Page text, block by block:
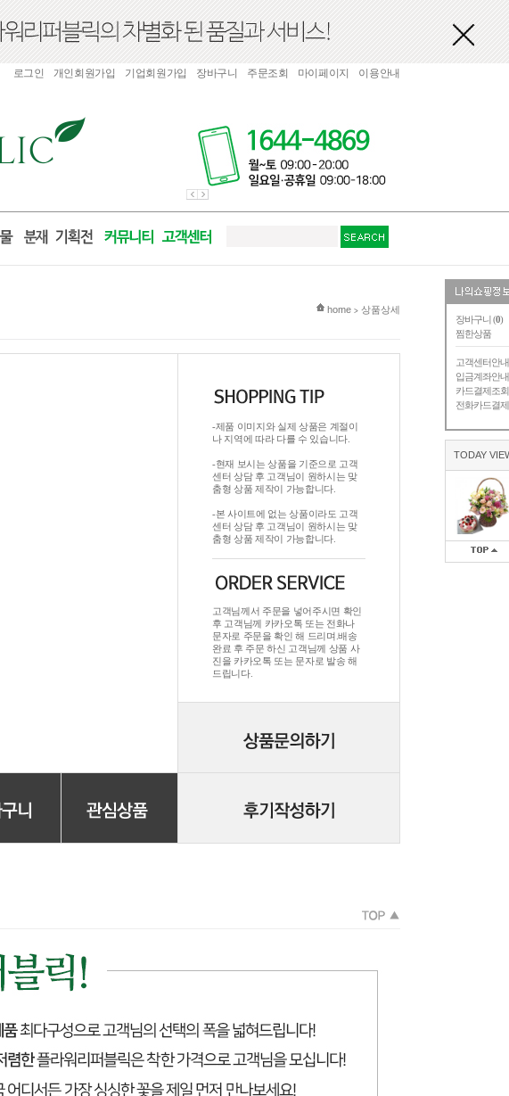
장바구니 (0)
찜한상품
고객센터안내
입금계좌안내
카드결제조회
전화카드결제
TODAY
로그인 개인회원가입 기업회원가입 장바구니 주문조회 마이페이지 이용안내
현재 위치
home > 상품상세
-제품 이미지와 실제 상품은 계절이
나 지역에 따라 다를 수 있습니다.
-현재 보시는 상품을 기준으로 고객
센터 상담 후 고객님이 원하시는 맞
춤형 상품 제작이 가능합니다.
-본 사이트에 없는 상품이라도 고객
센터 상담 후 고객님이 원하시는 맞
춤형 상품 제작이 가능합니다.
고객님께서 주문을 넣어주시면 확인
후 고객님께 카카오톡 또는 전화나
문자로 주문을 확인 해 드리며.배송
완료 후 주문 하신 고객님께 상품 사
진을 카카오톡 또는 문자로 발송 해
드립니다.